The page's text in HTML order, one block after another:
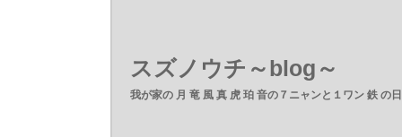
スズノウチ～blog～
我が家の 月 竜 風 真 虎 珀 音の７ニャンと１ワン 鉄 の